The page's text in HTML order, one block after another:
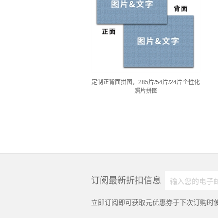
定制正背面拼图，285片/54片/24片个性化
照片拼图
订阅最新折扣信息
立即订阅即可获取元优惠券于下次订购时